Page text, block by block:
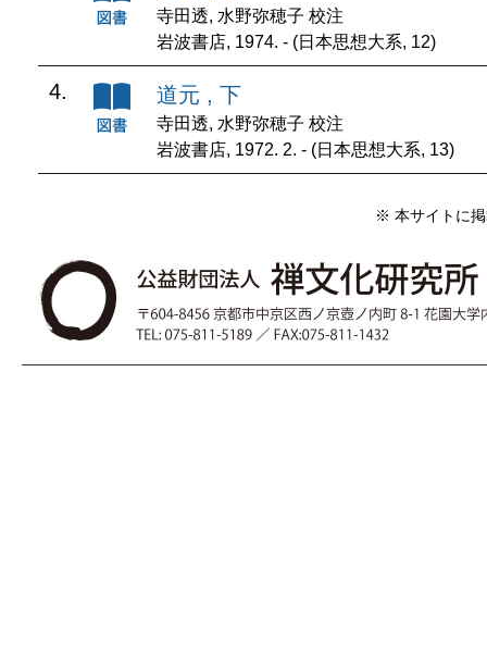
寺田透, 水野弥穂子 校注
岩波書店, 1974. - (日本思想大系, 12)
4. 道元 , 下
寺田透, 水野弥穂子 校注
岩波書店, 1972. 2. - (日本思想大系, 13)
※ 本サイトに